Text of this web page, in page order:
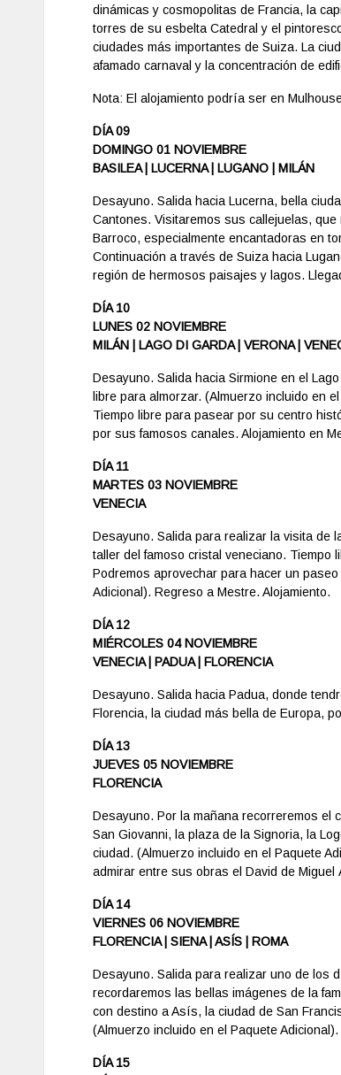
dinámicas y cosmopolitas de Francia, la
torres de su esbelta Catedral y el
ciudades más importantes de Suiza. La
afamado carnaval y la concentración de
Nota: El alojamiento podría ser en
DÍA 09
DOMINGO 01 NOVIEMBRE
BASILEA | LUCERNA | LUGANO | MILÁN
Desayuno. Salida hacia Lucerna, bella
Cantones. Visitaremos sus callejuelas,
Barroco, especialmente encantadoras en
Continuación a través de Suiza hacia
región de hermosos paisajes y lagos.
DÍA 10
LUNES 02 NOVIEMBRE
MILÁN | LAGO DI GARDA | VERONA |
Desayuno. Salida hacia Sirmione en el
libre para almorzar. (Almuerzo incluido en
Tiempo libre para pasear por su centro
por sus famosos canales. Alojamiento en
DÍA 11
MARTES 03 NOVIEMBRE
VENECIA
Desayuno. Salida para realizar la visita de
taller del famoso cristal veneciano. Tiempo
Podremos aprovechar para hacer un
Adicional). Regreso a Mestre. Alojamiento.
DÍA 12
MIÉRCOLES 04 NOVIEMBRE
VENECIA | PADUA | FLORENCIA
Desayuno. Salida hacia Padua, donde
Florencia, la ciudad más bella de Europa,
DÍA 13
JUEVES 05 NOVIEMBRE
FLORENCIA
Desayuno. Por la mañana recorreremos el
San Giovanni, la plaza de la Signoria, la
ciudad. (Almuerzo incluido en el Paquete
admirar entre sus obras el David de Miguel
DÍA 14
VIERNES 06 NOVIEMBRE
FLORENCIA | SIENA | ASÍS | ROMA
Desayuno. Salida para realizar uno de los
recordaremos las bellas imágenes de la
con destino a Asís, la ciudad de San
(Almuerzo incluido en el Paquete
DÍA 15